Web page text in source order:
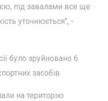
під завалами все ще
уточнюється", -
було зруйновано 6
засобів.
на територію